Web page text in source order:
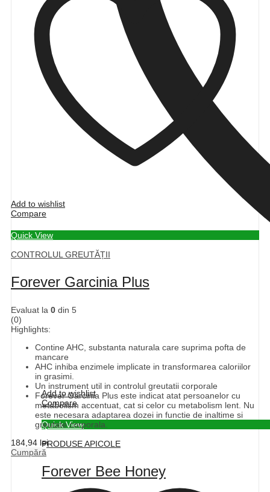
Add to wishlist
Compare
Quick View
PRODUSE APICOLE
Forever Bee Honey
Add to wishlist
Compare
Quick View
CONTROLUL GREUTĂȚII
Forever Garcinia Plus
Evaluat la 0 din 5
(0)
Highlights:
Contine AHC, substanta naturala care suprima pofta de
mancare
AHC inhiba enzimele implicate in transformarea caloriilor
in grasimi.
Un instrument util in controlul greutatii corporale
Forever Garcinia Plus este indicat atat persoanelor cu
metabolism accentuat, cat si celor cu metabolism lent. Nu
este necesara adaptarea dozei in functie de inaltime si
greutate corporala.
184,94 lei
Cumpără